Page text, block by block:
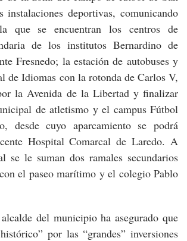
instalaciones deportivas, comunicando
que se encuentran los centros de
de los institutos Bernardino de
Fresnedo; la estación de autobuses y
de Idiomas con la rotonda de Carlos V,
la Avenida de la Libertad y finalizar
de atletismo y el campus Fútbol
desde cuyo aparcamiento se podrá
Hospital Comarcal de Laredo. A
se le suman dos ramales secundarios
el paseo marítimo y el colegio Pablo
del municipio ha asegurado que
por las “grandes” inversiones